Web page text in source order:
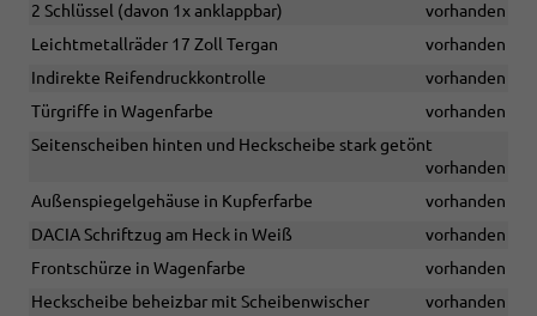
2 Schlüssel (davon 1x anklappbar)
vorhanden
Leichtmetallräder 17 Zoll Tergan
vorhanden
Indirekte Reifendruckkontrolle
vorhanden
Türgriffe in Wagenfarbe
vorhanden
Seitenscheiben hinten und Heckscheibe stark getönt
vorhanden
Außenspiegelgehäuse in Kupferfarbe
vorhanden
DACIA Schriftzug am Heck in Weiß
vorhanden
Frontschürze in Wagenfarbe
vorhanden
Heckscheibe beheizbar mit Scheibenwischer
vorhanden